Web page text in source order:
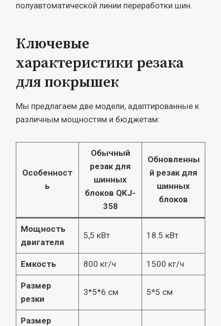
полуавтоматической линии переработки шин.
Ключевые
характеристики резака
для покрышек
Мы предлагаем две модели, адаптированные к
различным мощностям и бюджетам:
Особенност
ь
Обычный
резак для
шинных
блоков QKJ-
358
Обновленны
й резак для
шинных
блоков
Мощность
двигателя
5,5 кВт 18.5 кВт
Емкость 800 кг/ч 1500 кг/ч
Размер
резки
3*5*6 см 5*5 см
Размер